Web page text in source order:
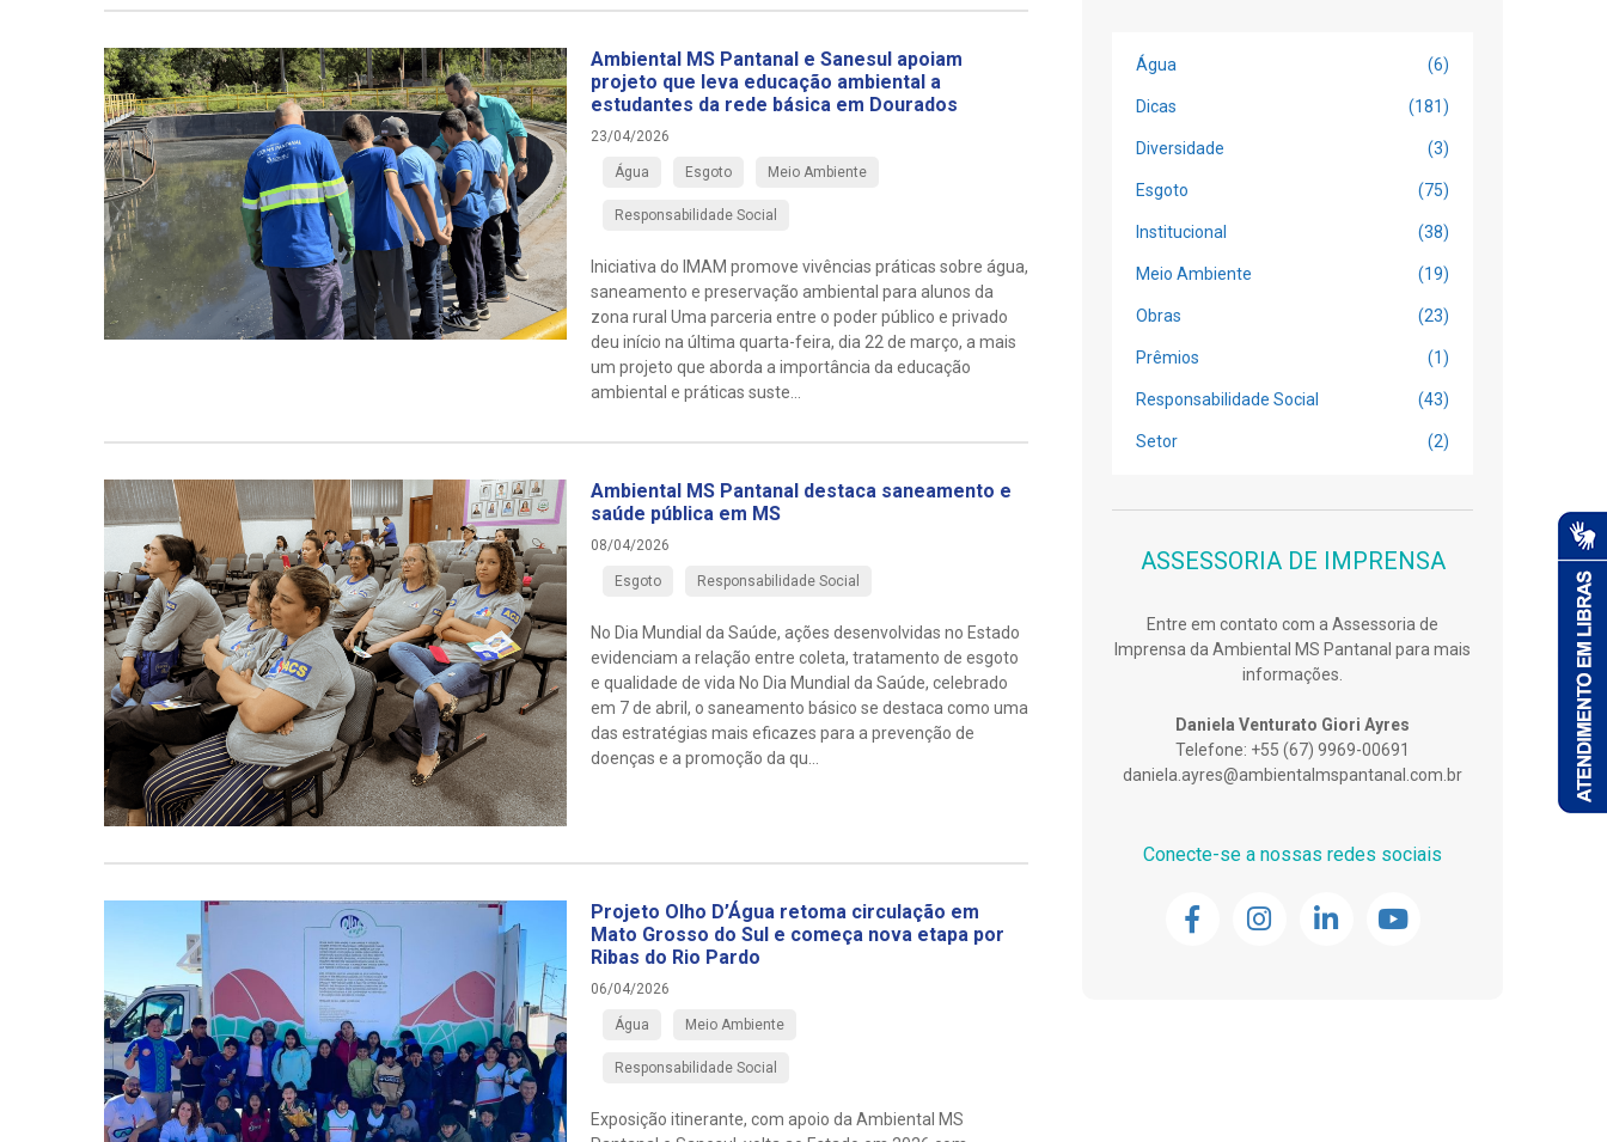
Ambiental MS Pantanal e Sanesul apoiam
projeto que leva educação ambiental a
estudantes da rede básica em Dourados
23/04/2026
Água Esgoto Meio Ambiente
Responsabilidade Social
Iniciativa do IMAM promove vivências práticas sobre água,
saneamento e preservação ambiental para alunos da
zona rural Uma parceria entre o poder público e privado
deu início na última quarta-feira, dia 22 de março, a mais
um projeto que aborda a importância da educação
ambiental e práticas suste...
Ambiental MS Pantanal destaca saneamento e
saúde pública em MS
08/04/2026
Esgoto Responsabilidade Social
No Dia Mundial da Saúde, ações desenvolvidas no Estado
evidenciam a relação entre coleta, tratamento de esgoto
e qualidade de vida No Dia Mundial da Saúde, celebrado
em 7 de abril, o saneamento básico se destaca como uma
das estratégias mais eficazes para a prevenção de
doenças e a promoção da qu...
Projeto Olho D’Água retoma circulação em
Mato Grosso do Sul e começa nova etapa por
Ribas do Rio Pardo
06/04/2026
Água Meio Ambiente
Responsabilidade Social
Exposição itinerante, com apoio da Ambiental MS
Água (6)
Dicas (181)
Diversidade (3)
Esgoto (75)
Institucional (38)
Meio Ambiente (19)
Obras (23)
Prêmios (1)
Responsabilidade Social (43)
Setor (2)
ASSESSORIA DE IMPRENSA
Entre em contato com a Assessoria de
Imprensa da Ambiental MS Pantanal para mais
informações.
Daniela Venturato Giori Ayres
Telefone: +55 (67) 9969-00691
daniela.ayres@ambientalmspantanal.com.br
Conecte-se a nossas redes sociais